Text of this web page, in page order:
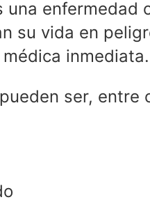
una enfermedad
su vida en
inmediata.
ser, entre